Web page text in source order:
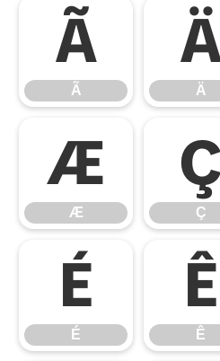
Ã
Ã Ä
Æ
Æ
Ç
Ç
É
É
Ê
Ê